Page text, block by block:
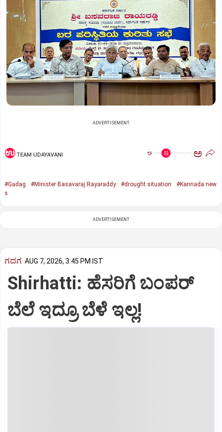
ADVERTISEMENT
TEAM UDAYAVANI ಅ ಅ
#Gadag #Minister Basavaraj Rayaraddy #drought situation
#Kannada new
s
ADVERTISEMENT
ಗದಗ AUG 7, 2026, 3:45 PM IST
Shirhatti: ಹೆಸರಿಗೆ ಬಂಪರ್
ಬೆಲೆ ಇದ್ರೂ ಬೆಳೆ ಇಲ್ಲ!